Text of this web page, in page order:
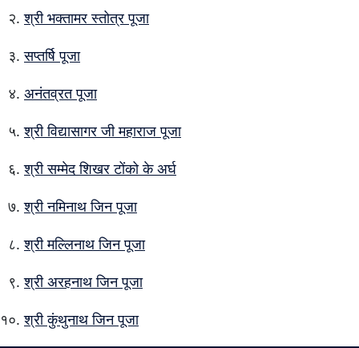
श्री भक्तामर स्तोत्र पूजा
सप्तर्षि पूजा
अनंतव्रत पूजा
श्री विद्यासागर जी महाराज पूजा
श्री सम्मेद शिखर टोंको के अर्घ
श्री नमिनाथ जिन पूजा
श्री मल्लिनाथ जिन पूजा
श्री अरहनाथ जिन पूजा
श्री कुंथुनाथ जिन पूजा